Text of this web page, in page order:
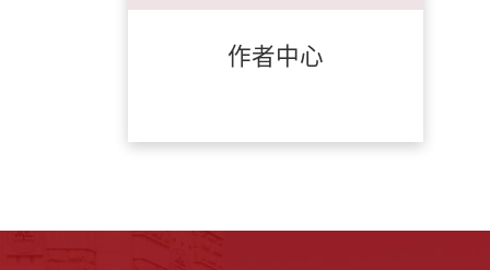
作者中心